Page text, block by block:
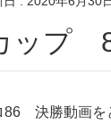
カッ
決勝動画を